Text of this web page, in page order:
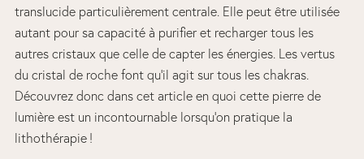
translucide particulièrement centrale. Elle peut être utilisée
autant pour sa capacité à purifier et recharger tous les
autres cristaux que celle de capter les énergies. Les vertus
du cristal de roche font qu’il agit sur tous les chakras.
Découvrez donc dans cet article en quoi cette pierre de
lumière est un incontournable lorsqu’on pratique la
lithothérapie !